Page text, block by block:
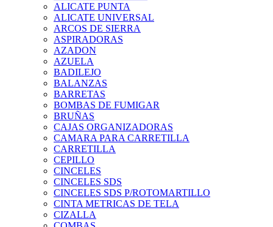
ALICATE PUNTA
ALICATE UNIVERSAL
ARCOS DE SIERRA
ASPIRADORAS
AZADON
AZUELA
BADILEJO
BALANZAS
BARRETAS
BOMBAS DE FUMIGAR
BRUÑAS
CAJAS ORGANIZADORAS
CAMARA PARA CARRETILLA
CARRETILLA
CEPILLO
CINCELES
CINCELES SDS
CINCELES SDS P/ROTOMARTILLO
CINTA METRICAS DE TELA
CIZALLA